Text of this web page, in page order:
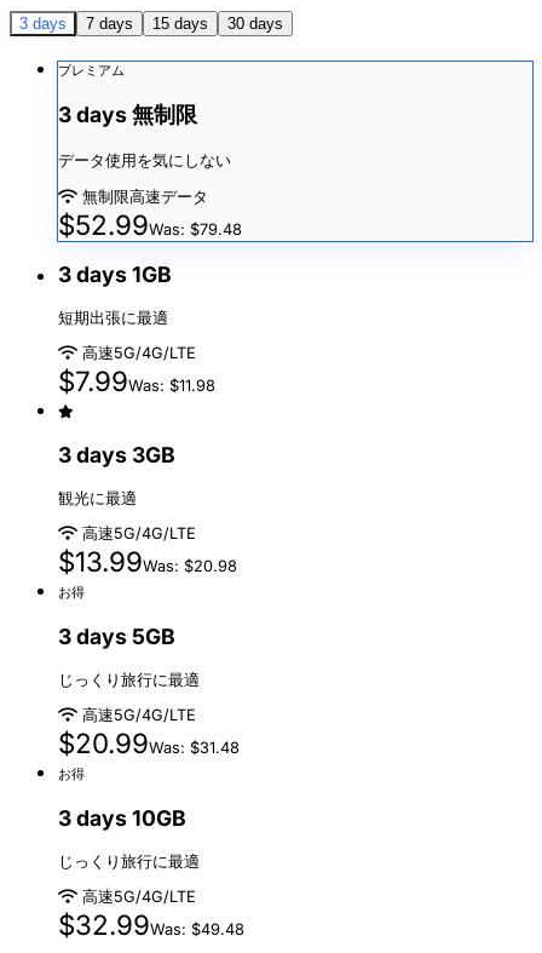
3 days 7 days 15 days 30 days
プレミアム
3 days 無制限
データ使用を気にしない
無制限高速データ
$52.99Was: $79.48
3 days 1GB
短期出張に最適
高速5G/4G/LTE
$7.99Was: $11.98
3 days 3GB
観光に最適
高速5G/4G/LTE
$13.99Was: $20.98
お得
3 days 5GB
じっくり旅行に最適
高速5G/4G/LTE
$20.99Was: $31.48
お得
3 days 10GB
じっくり旅行に最適
高速5G/4G/LTE
$32.99Was: $49.48